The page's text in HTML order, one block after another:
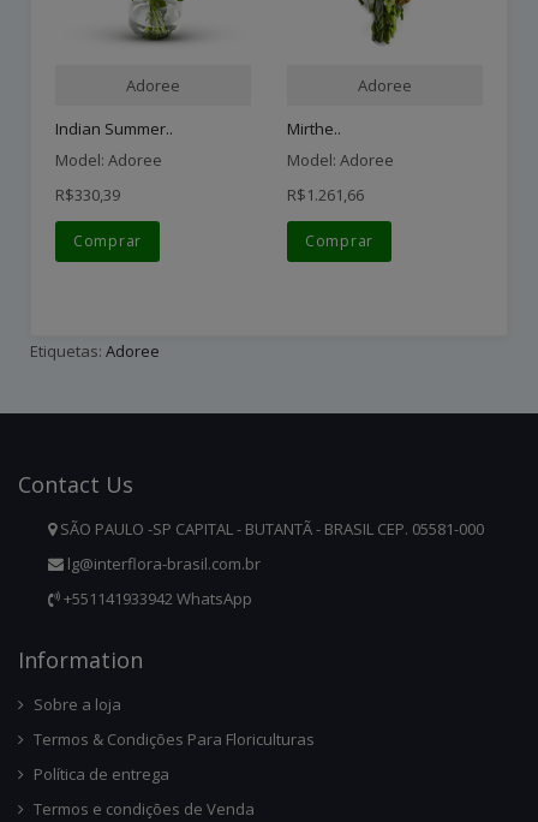
Adoree
Indian Summer..
Model: Adoree
R$330,39
Comprar
Adoree
Mirthe..
Model: Adoree
R$1.261,66
Comprar
Etiquetas: Adoree
Contact Us
SÃO PAULO -SP CAPITAL - BUTANTÃ - BRASIL CEP. 05581-000
lg@interflora-brasil.com.br
+551141933942 WhatsApp
InforMation
Sobre a loja
Termos & Condições Para Floriculturas
Política de entrega
Termos e condições de Venda